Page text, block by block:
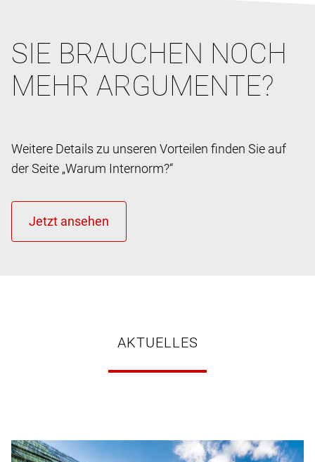
SIE BRAUCHEN NOCH
MEHR ARGUMENTE?
Weitere Details zu unseren Vorteilen finden Sie auf
der Seite „Warum Internorm?“
AKTUELLES